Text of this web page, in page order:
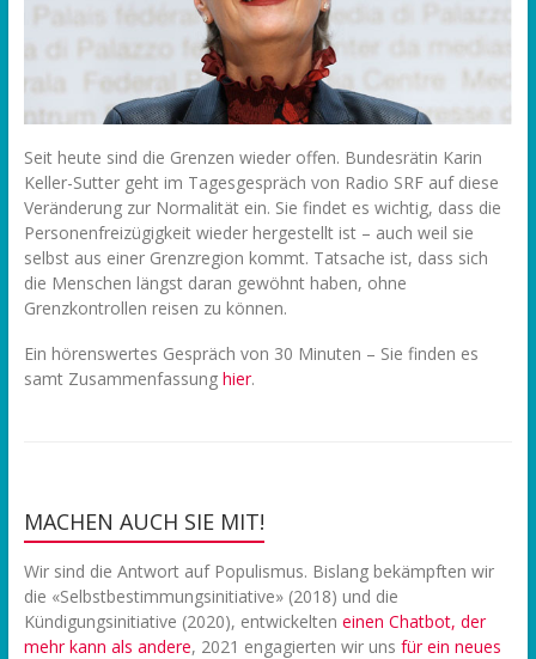
Seit heute sind die Grenzen wieder offen. Bundesrätin Karin
Keller-Sutter geht im Tagesgespräch von Radio SRF auf diese
Veränderung zur Normalität ein. Sie findet es wichtig, dass die
Personenfreizügigkeit wieder hergestellt ist – auch weil sie
selbst aus einer Grenzregion kommt. Tatsache ist, dass sich
die Menschen längst daran gewöhnt haben, ohne
Grenzkontrollen reisen zu können.
Ein hörenswertes Gespräch von 30 Minuten – Sie finden es
samt Zusammenfassung hier.
MACHEN AUCH SIE MIT!
Wir sind die Antwort auf Populismus. Bislang bekämpften wir
die «Selbstbestimmungsinitiative» (2018) und die
Kündigungsinitiative (2020), entwickelten einen Chatbot, der
mehr kann als andere, 2021 engagierten wir uns für ein neues